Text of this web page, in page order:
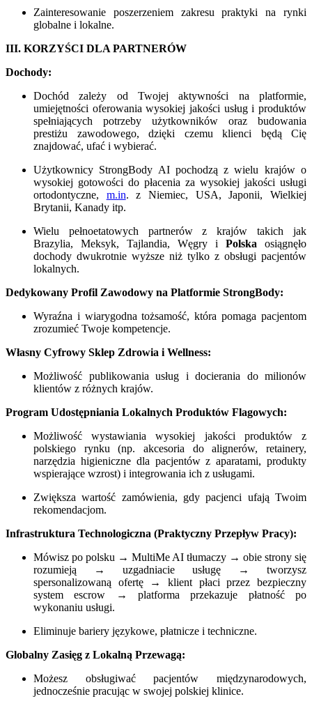
Zainteresowanie poszerzeniem zakresu praktyki na rynki
globalne i lokalne.
III. KORZYŚCI DLA PARTNERÓW
Dochody:
Dochód zależy od Twojej aktywności na platformie,
umiejętności oferowania wysokiej jakości usług i produktów
spełniających potrzeby użytkowników oraz budowania
prestiżu zawodowego, dzięki czemu klienci będą Cię
znajdować, ufać i wybierać.
Użytkownicy StrongBody AI pochodzą z wielu krajów o
wysokiej gotowości do płacenia za wysokiej jakości usługi
ortodontyczne, m.in. z Niemiec, USA, Japonii, Wielkiej
Brytanii, Kanady itp.
Wielu pełnoetatowych partnerów z krajów takich jak
Brazylia, Meksyk, Tajlandia, Węgry i Polska osiągnęło
dochody dwukrotnie wyższe niż tylko z obsługi pacjentów
lokalnych.
Dedykowany Profil Zawodowy na Platformie StrongBody:
Wyraźna i wiarygodna tożsamość, która pomaga pacjentom
zrozumieć Twoje kompetencje.
Własny Cyfrowy Sklep Zdrowia i Wellness:
Możliwość publikowania usług i docierania do milionów
klientów z różnych krajów.
Program Udostępniania Lokalnych Produktów Flagowych:
Możliwość wystawiania wysokiej jakości produktów z
polskiego rynku (np. akcesoria do alignerów, retainery,
narzędzia higieniczne dla pacjentów z aparatami, produkty
wspierające wzrost) i integrowania ich z usługami.
Zwiększa wartość zamówienia, gdy pacjenci ufają Twoim
rekomendacjom.
Infrastruktura Technologiczna (Praktyczny Przepływ Pracy):
Mówisz po polsku → MultiMe AI tłumaczy → obie strony się
rozumieją → uzgadniacie usługę → tworzysz
spersonalizowaną ofertę → klient płaci przez bezpieczny
system escrow → platforma przekazuje płatność po
wykonaniu usługi.
Eliminuje bariery językowe, płatnicze i techniczne.
Globalny Zasięg z Lokalną Przewagą:
Możesz obsługiwać pacjentów międzynarodowych,
jednocześnie pracując w swojej polskiej klinice.